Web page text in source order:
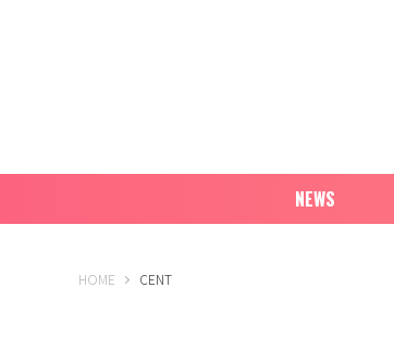
NEWS
HOME B-PASS ONLINE
CENT